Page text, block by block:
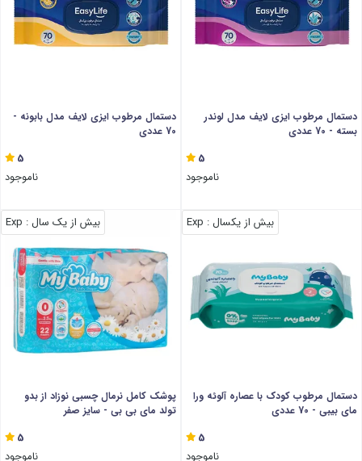
دستمال مرطوب ایزی لایف مدل لوندر
بسته - 70 عددی
5
ناموجود
دستمال مرطوب ایزی لایف مدل بابونه -
70 عددی
5
ناموجود
بیش از یکسال : Exp
دستمال مرطوب کودک با عصاره آلوئه ورا
مای بیبی - 70 عددی
5
ناموجود
بیش از یک سال : Exp
پوشک کامل نرمال چسبی نوزاد از بدو
تولد مای بی بی - سایز صفر
5
ناموجود